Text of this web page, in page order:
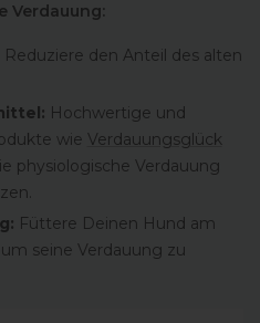
Verdauung:
Reduziere den Anteil des alten
Hochwertige und
wie Verdauungsglück
physiologische Verdauung
Füttere Deinen Hund am
seine Verdauung zu